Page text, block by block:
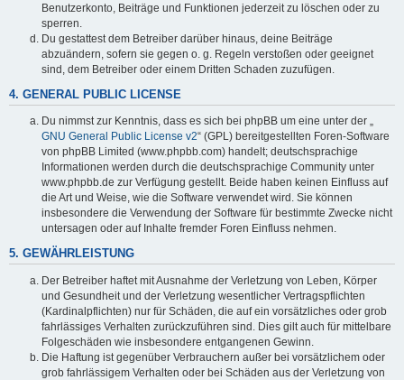
Benutzerkonto, Beiträge und Funktionen jederzeit zu löschen oder zu
sperren.
Du gestattest dem Betreiber darüber hinaus, deine Beiträge
abzuändern, sofern sie gegen o. g. Regeln verstoßen oder geeignet
sind, dem Betreiber oder einem Dritten Schaden zuzufügen.
4. GENERAL PUBLIC LICENSE
Du nimmst zur Kenntnis, dass es sich bei phpBB um eine unter der „
GNU General Public License v2“ (GPL) bereitgestellten Foren-Software
von phpBB Limited (www.phpbb.com) handelt; deutschsprachige
Informationen werden durch die deutschsprachige Community unter
www.phpbb.de zur Verfügung gestellt. Beide haben keinen Einfluss auf
die Art und Weise, wie die Software verwendet wird. Sie können
insbesondere die Verwendung der Software für bestimmte Zwecke nicht
untersagen oder auf Inhalte fremder Foren Einfluss nehmen.
5. GEWÄHRLEISTUNG
Der Betreiber haftet mit Ausnahme der Verletzung von Leben, Körper
und Gesundheit und der Verletzung wesentlicher Vertragspflichten
(Kardinalpflichten) nur für Schäden, die auf ein vorsätzliches oder grob
fahrlässiges Verhalten zurückzuführen sind. Dies gilt auch für mittelbare
Folgeschäden wie insbesondere entgangenen Gewinn.
Die Haftung ist gegenüber Verbrauchern außer bei vorsätzlichem oder
grob fahrlässigem Verhalten oder bei Schäden aus der Verletzung von